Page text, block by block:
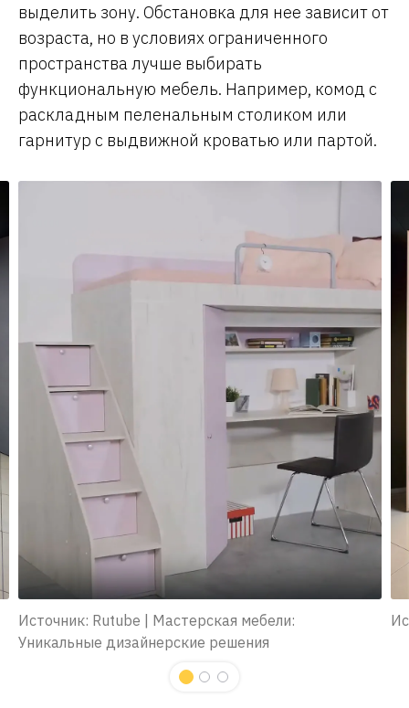
выделить зону. Обстановка для нее зависит от
возраста, но в условиях ограниченного
пространства лучше выбирать
функциональную мебель. Например, комод с
раскладным пеленальным столиком или
гарнитур с выдвижной кроватью или партой.
Источник: Rutube | Мастерская мебели:
Уникальные дизайнерские решения